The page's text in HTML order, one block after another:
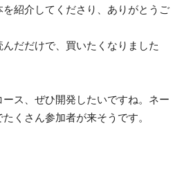
紹介してくださり、ありがとうご
んだだけで、買いたくなりました
ース、ぜひ開発したいですね。ネー
くさん参加者が来そうです。